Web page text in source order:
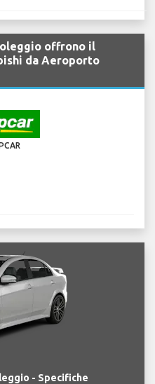
offrono il
da Aeroporto
- Specifiche